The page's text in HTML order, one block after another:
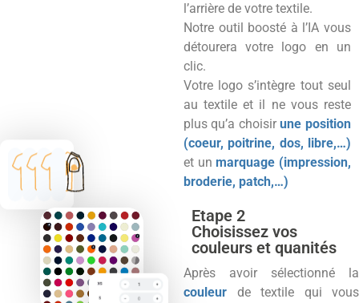
l’arrière de votre textile.
Notre outil boosté à l’IA vous
détourera votre logo en un
clic.
Votre logo s’intègre tout seul
au textile et il ne vous reste
plus qu’a choisirune position
(coeur, poitrine, dos, libre,…)
et unmarquage (impression,
broderie, patch,…)
Etape 2
Choisissez vos
couleurs et quanités
Après avoir sélectionné la
couleur de textile qui vous